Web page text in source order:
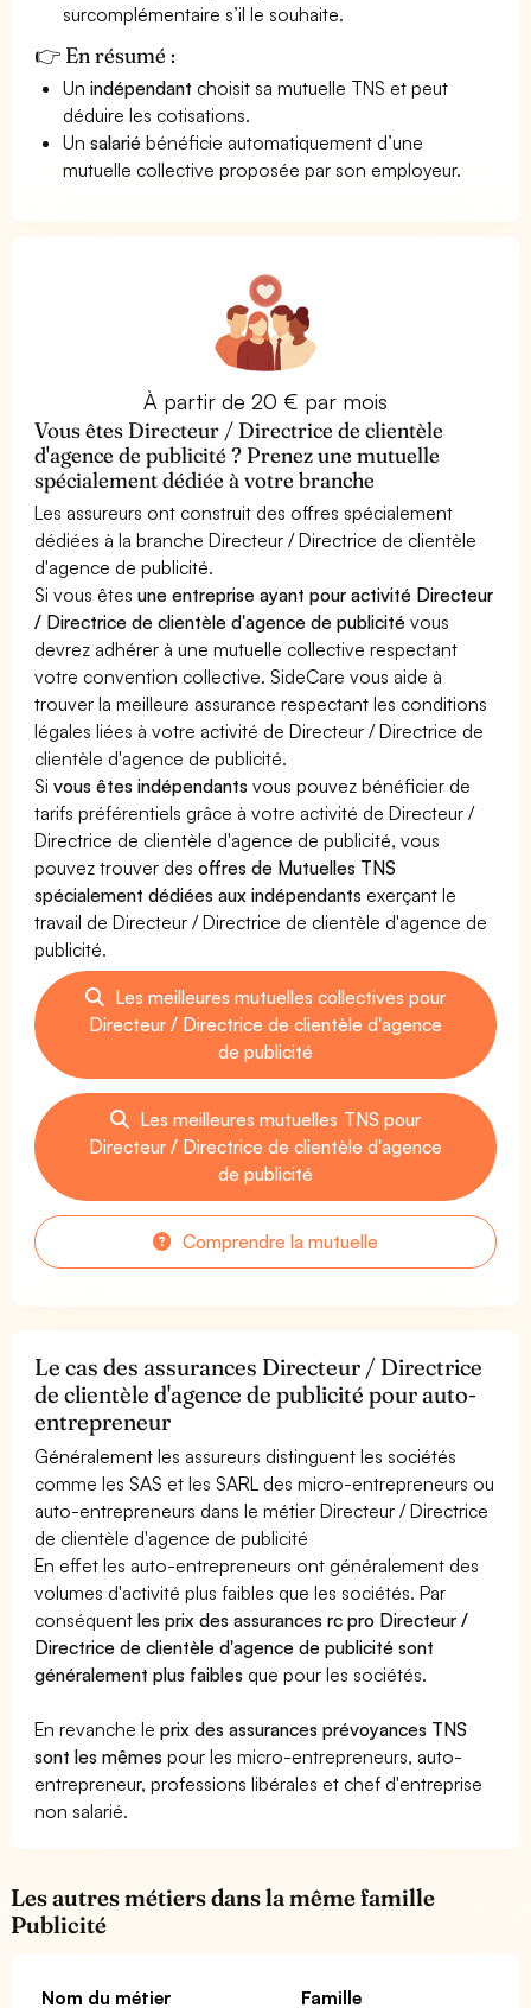
surcomplémentaire s’il le souhaite.
👉 En résumé :
Unindépendant choisit sa mutuelle TNS et peut
déduire les cotisations.
Unsalarié bénéficie automatiquement d’une
mutuelle collective proposée par son employeur.
À partir de 20 € par mois
Vous êtes Directeur / Directrice de clientèle
d'agence de publicité ? Prenez une mutuelle
spécialement dédiée à votre branche
Les assureurs ont construit des offres spécialement
dédiées à la branche Directeur / Directrice de clientèle
d'agence de publicité.
Si vous êtesune entreprise ayant pour activité Directeur
/ Directrice de clientèle d'agence de publicité vous
devrez adhérer à une mutuelle collective respectant
votre convention collective. SideCare vous aide à
trouver la meilleure assurance respectant les conditions
légales liées à votre activité de Directeur / Directrice de
clientèle d'agence de publicité.
Sivous êtes indépendants vous pouvez bénéficier de
tarifs préférentiels grâce à votre activité de Directeur /
Directrice de clientèle d'agence de publicité, vous
pouvez trouver desoffres de Mutuelles TNS
spécialement dédiées aux indépendants exerçant le
travail de Directeur / Directrice de clientèle d'agence de
publicité.
Les meilleures mutuelles collectives pour
Directeur / Directrice de clientèle d'agence
de publicité
Les meilleures mutuelles TNS pour
Directeur / Directrice de clientèle d'agence
de publicité
Comprendre la mutuelle
Le cas des assurances Directeur / Directrice
de clientèle d'agence de publicité pour auto-
entrepreneur
Généralement les assureurs distinguent les sociétés
comme les SAS et les SARL des micro-entrepreneurs ou
auto-entrepreneurs dans le métier Directeur / Directrice
de clientèle d'agence de publicité
En effet les auto-entrepreneurs ont généralement des
volumes d'activité plus faibles que les sociétés. Par
conséquentles prix des assurances rc pro Directeur /
Directrice de clientèle d'agence de publicité sont
généralement plus faibles que pour les sociétés.
En revanche leprix des assurances prévoyances TNS
sont les mêmes pour les micro-entrepreneurs, auto-
entrepreneur, professions libérales et chef d'entreprise
non salarié.
Les autres métiers dans la même famille
Publicité
Nom du métier Famille